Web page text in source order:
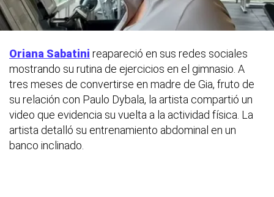
Oriana Sabatini reapareció en sus redes sociales
mostrando su rutina de ejercicios en el gimnasio. A
tres meses de convertirse en madre de Gia, fruto de
su relación con Paulo Dybala, la artista compartió un
video que evidencia su vuelta a la actividad física. La
artista detalló su entrenamiento abdominal en un
banco inclinado.